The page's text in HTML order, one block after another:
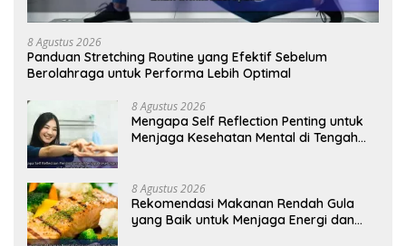
8 Agustus 2026
Panduan Stretching Routine yang Efektif Sebelum
Berolahraga untuk Performa Lebih Optimal
8 Agustus 2026
Mengapa Self Reflection Penting untuk
Menjaga Kesehatan Mental di Tengah
8 Agustus 2026
Rekomendasi Makanan Rendah Gula
yang Baik untuk Menjaga Energi dan